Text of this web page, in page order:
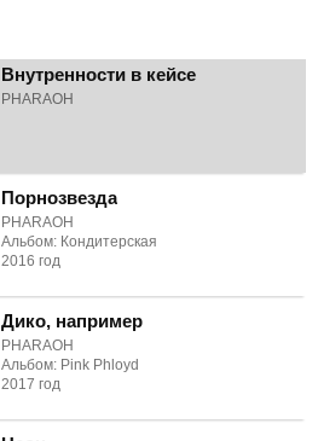
Внутренности в кейсе
PHARAOH
Порнозвезда
PHARAOH
Альбом: Кондитерская
2016 год
Дико, например
PHARAOH
Альбом: Pink Phloyd
2017 год